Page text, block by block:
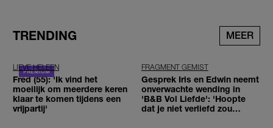
TRENDING MEER
LIEVE HELEEN
Fred (55): 'Ik vind het
moeilijk om meerdere keren
klaar te komen tijdens een
vrijpartij'
FRAGMENT GEMIST
Gesprek Iris en Edwin neemt
onverwachte wending in
'B&B Vol Liefde': 'Hoopte
dat je niet verliefd zou